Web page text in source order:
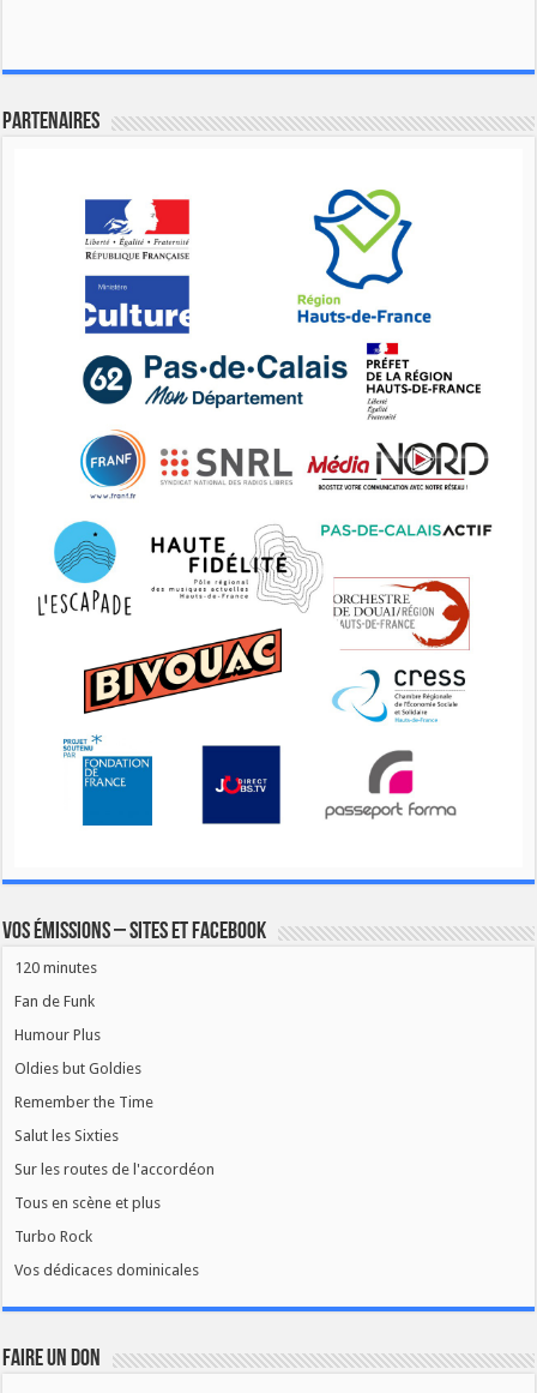
Partenaires
Vos émissions – Sites et Facebook
120 minutes
Fan de Funk
Humour Plus
Oldies but Goldies
Remember the Time
Salut les Sixties
Sur les routes de l'accordéon
Tous en scène et plus
Turbo Rock
Vos dédicaces dominicales
FAIRE UN DON